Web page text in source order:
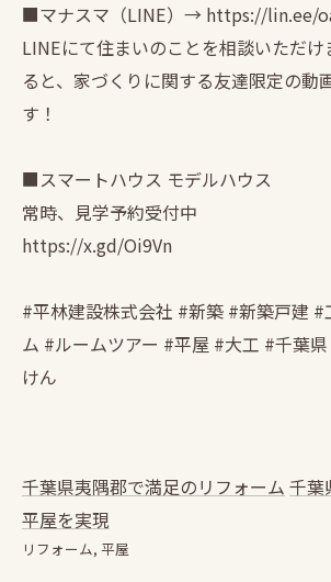
■マナスマ（LINE）→ https://lin.ee/
LINEにて住まいのことを相談いただけ
ると、家づくりに関する友達限定の動
す！
■スマートハウス モデルハウス
常時、見学予約受付中
https://x.gd/Oi9Vn
#平林建設株式会社 #新築 #新築戸建 #
ム #ルームツアー #平屋 #大工 #千葉
けん
千葉県夷隅郡で満足のリフォーム 千葉
平屋を実現
リフォーム 平屋